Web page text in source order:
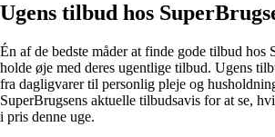
Ugens tilbud hos
Én af de bedste måder at finde gode tilbud hos
holde øje med deres ugentlige tilbud. Ugens
fra dagligvarer til personlig pleje og
SuperBrugsens aktuelle tilbudsavis for at se,
i pris denne uge.